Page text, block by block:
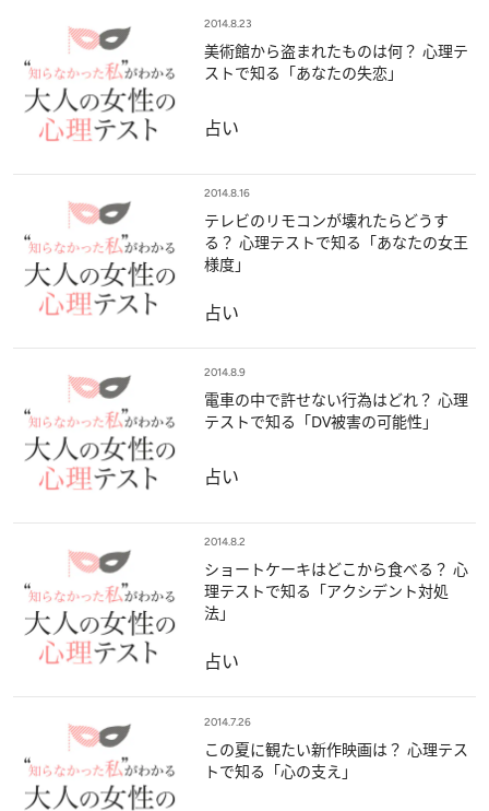
2014.8.23
美術館から盗まれたものは何？ 心理テ
ストで知る「あなたの失恋」
占い
2014.8.16
テレビのリモコンが壊れたらどうす
る？ 心理テストで知る「あなたの女王
様度」
占い
2014.8.9
電車の中で許せない行為はどれ？ 心理
テストで知る「DV被害の可能性」
占い
2014.8.2
ショートケーキはどこから食べる？ 心
理テストで知る「アクシデント対処
法」
占い
2014.7.26
この夏に観たい新作映画は？ 心理テス
トで知る「心の支え」